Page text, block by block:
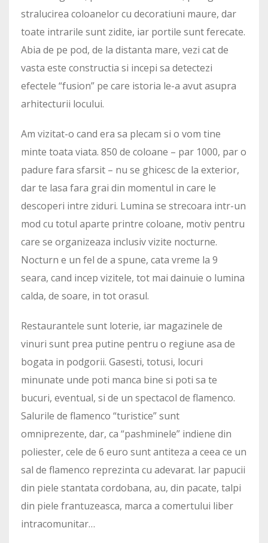
stralucirea coloanelor cu decoratiuni maure, dar
toate intrarile sunt zidite, iar portile sunt ferecate.
Abia de pe pod, de la distanta mare, vezi cat de
vasta este constructia si incepi sa detectezi
efectele “fusion” pe care istoria le-a avut asupra
arhitecturii locului.
Am vizitat-o cand era sa plecam si o vom tine
minte toata viata. 850 de coloane – par 1000, par o
padure fara sfarsit – nu se ghicesc de la exterior,
dar te lasa fara grai din momentul in care le
descoperi intre ziduri. Lumina se strecoara intr-un
mod cu totul aparte printre coloane, motiv pentru
care se organizeaza inclusiv vizite nocturne.
Nocturn e un fel de a spune, cata vreme la 9
seara, cand incep vizitele, tot mai dainuie o lumina
calda, de soare, in tot orasul.
Restaurantele sunt loterie, iar magazinele de
vinuri sunt prea putine pentru o regiune asa de
bogata in podgorii. Gasesti, totusi, locuri
minunate unde poti manca bine si poti sa te
bucuri, eventual, si de un spectacol de flamenco.
Salurile de flamenco “turistice” sunt
omniprezente, dar, ca “pashminele” indiene din
poliester, cele de 6 euro sunt antiteza a ceea ce un
sal de flamenco reprezinta cu adevarat. Iar papucii
din piele stantata cordobana, au, din pacate, talpi
din piele frantuzeasca, marca a comertului liber
intracomunitar…